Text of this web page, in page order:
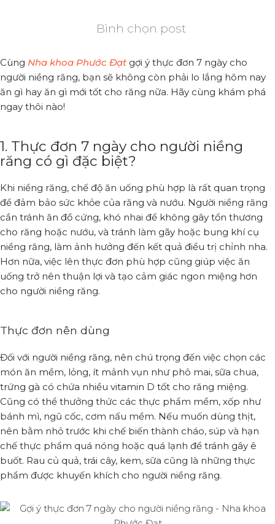
Bình chọn post
Cùng Nha khoa Phước Đạt gợi ý thực đơn 7 ngày cho
người niềng răng, bạn sẽ không còn phải lo lắng hôm nay
ăn gì hay ăn gì mới tốt cho răng nữa. Hãy cùng khám phá
ngay thôi nào!
1. Thực đơn 7 ngày cho người niềng
răng có gì đặc biệt?
Khi niềng răng, chế độ ăn uống phù hợp là rất quan trọng
để đảm bảo sức khỏe của răng và nướu. Người niềng răng
cần tránh ăn đồ cứng, khó nhai để không gây tổn thương
cho răng hoặc nướu, và tránh làm gãy hoặc bung khí cụ
niềng răng, làm ảnh hưởng đến kết quả điều trị chỉnh nha.
Hơn nữa, việc lên thực đơn phù hợp cũng giúp việc ăn
uống trở nên thuận lợi và tạo cảm giác ngon miệng hơn
cho người niềng răng.
Thực đơn nên dùng
Đối với người niềng răng, nên chú trọng đến việc chọn các
món ăn mềm, lỏng, ít mảnh vụn như phô mai, sữa chua,
trứng gà có chứa nhiều vitamin D tốt cho răng miệng.
Cũng có thể thưởng thức các thực phẩm mềm, xốp như
bánh mì, ngũ cốc, cơm nấu mềm. Nếu muốn dùng thịt,
nên bằm nhỏ trước khi chế biến thành cháo, súp và hạn
chế thực phẩm quá nóng hoặc quá lạnh để tránh gây ê
buốt. Rau củ quả, trái cây, kem, sữa cũng là những thực
phẩm được khuyến khích cho người niềng răng.